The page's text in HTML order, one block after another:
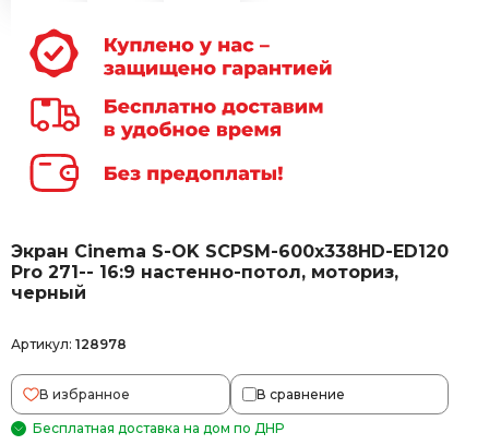
Экран Cinema S-OK SCPSM-600x338HD-ED120
Pro 271-- 16:9 настенно-потол, моториз,
черный
Артикул: 128978
В избранное В сравнение
Бесплатная доставка на дом по ДНР